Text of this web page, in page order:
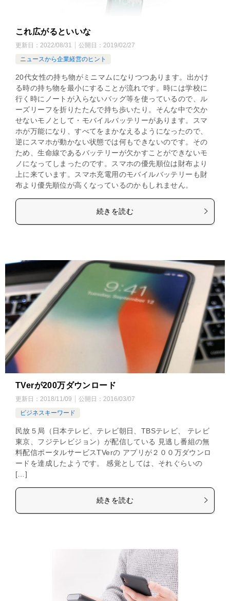
これ広がるといいな
更新日： 2022/08/31 公開日： 2019/02/27
ニュースから企業経営のヒント
20代女性の持ち物がミニマムになりつつあります。出かけ
る時の持ち物を最小にすることが流れです。時には学校に
行く時にノートが入らないバッグ等を使っているので、ル
ーズリーフを折りたたんで持ち歩いたり。そんな中で欠か
せないモノとして・モバイルバッテリーがあります。スマ
ホが万能になり、すべてをまかなえるようになったので、
逆にスマホが動かない状態では何もできないのです。その
ため、生命線であるバッテリーが欠かすことができないモ
ノになってしまったのです。スマホの優先順位は財布より
上に来ています。スマホ充電用のモバイルバッテリーも財
布より優先順位が高くなっているのかもしれません。
続きを読む
TVerが200万ダウンロード
更新日： 2018/11/09 公開日： 2016/03/07
ビジネスキーワード
民放５局（日本テレビ、テレビ朝日、TBSテレビ、 テレビ
東京、フジテレビジョン）が配信している 見逃し番組の無
料配信ポータルサービスTVerの アプリが２００万ダウンロ
ードを達成したようです。 感覚としては、それぐらいの
[…]
続きを読む